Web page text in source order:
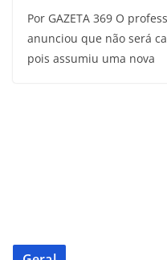
Por GAZETA 369 O
anunciou que não será
pois assumiu uma nova